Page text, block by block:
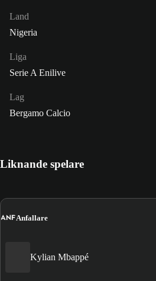
Land
Nigeria
Liga
Serie A Enilive
Lag
Bergamo Calcio
Liknande spelare
ANFAnfallare
Kylian Mbappé